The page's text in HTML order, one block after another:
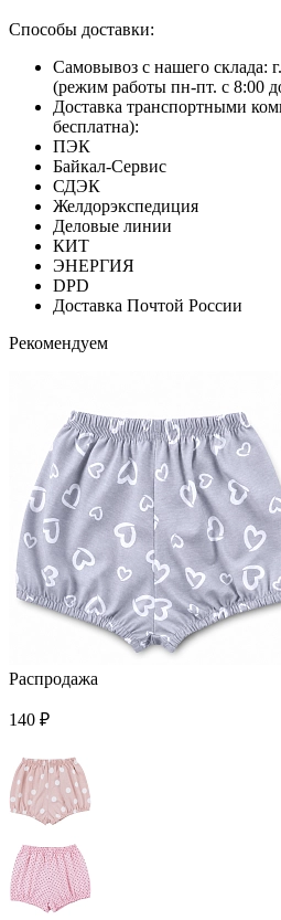
Способы доставки:
Самовывоз с нашего склада:
(режим работы пн-пт. с 8:00
Доставка транспортными
бесплатна):
ПЭК
Байкал-Сервис
СДЭК
Желдорэкспедиция
Деловые линии
КИТ
ЭНЕРГИЯ
DPD
Доставка Почтой России
Рекомендуем
Распродажа
140 ₽